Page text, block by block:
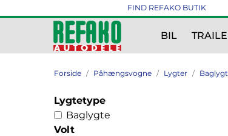
FIND REFAKO BUTIK
BIL
Forside Påhængsvogne Lygter
Lygtetype
Baglygte
Volt